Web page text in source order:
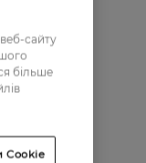
сайту
більше
Cookie